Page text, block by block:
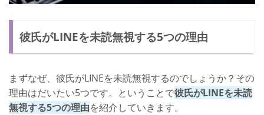
彼氏がLINEを未読無視する5つの理由
まずなぜ、彼氏がLINEを未読無視するのでしょうか？その
理由はだいたい5つです。ということで彼氏がLINEを未読
無視する5つの理由を紹介していきます。